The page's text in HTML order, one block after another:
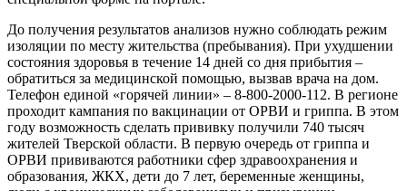
До получения результатов анализов нужно соблюдать режим
изоляции по месту жительства (пребывания). При ухудшении
состояния здоровья в течение 14 дней со дня прибытия –
обратиться за медицинской помощью, вызвав врача на дом.
Телефон единой «горячей линии» – 8-800-2000-112. В регионе
проходит кампания по вакцинации от ОРВИ и гриппа. В этом
году возможность сделать прививку получили 740 тысяч
жителей Тверской области. В первую очередь от гриппа и
ОРВИ прививаются работники сфер здравоохранения и
образования, ЖКХ, дети до 7 лет, беременные женщины,